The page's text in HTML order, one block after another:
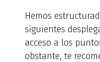
Hemos
siguientes
acceso a los
obstante, te